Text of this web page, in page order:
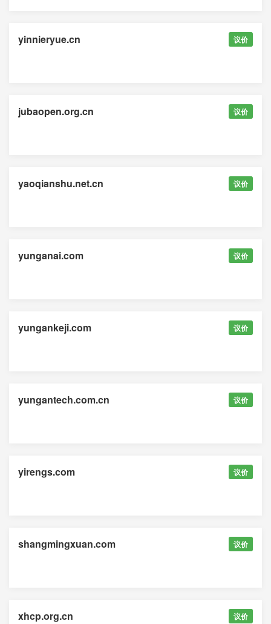
yinnieryue.cn 议价
jubaopen.org.cn 议价
yaoqianshu.net.cn 议价
yunganai.com 议价
yungankeji.com 议价
yungantech.com.cn 议价
yirengs.com 议价
shangmingxuan.com 议价
xhcp.org.cn 议价